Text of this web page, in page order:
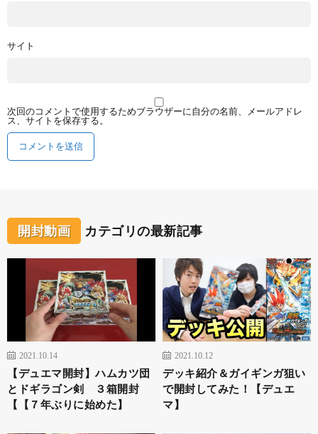
サイト
次回のコメントで使用するためブラウザーに自分の名前、メールアドレ
ス、サイトを保存する。
開封動画 カテゴリの最新記事
2021.10.14
【デュエマ開封】ハムカツ団
とドギラゴン剣 ３箱開封
【【７年ぶりに始めた】
2021.10.12
デッキ紹介＆ガイギンガ狙い
で開封してみた！【デュエ
マ】